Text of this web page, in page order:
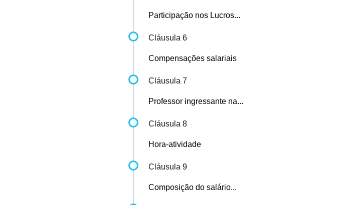
Participação nos Lucros...
Cláusula 6
Compensações salariais
Cláusula 7
Professor ingressante na...
Cláusula 8
Hora-atividade
Cláusula 9
Composição do salário...